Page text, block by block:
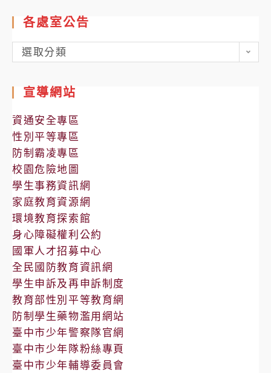
各處室公告
各
處
公
告
選取分類
宣導網站
資通安全專區
性別平等專區
防制霸凌專區
校園危險地圖
學生事務資訊網
家庭教育資源網
環境教育探索館
身心障礙權利公約
國軍人才招募中心
全民國防教育資訊網
學生申訴及再申訴制度
教育部性別平等教育網
防制學生藥物濫用網站
臺中市少年警察隊官網
臺中市少年隊粉絲專頁
臺中市少年輔導委員會